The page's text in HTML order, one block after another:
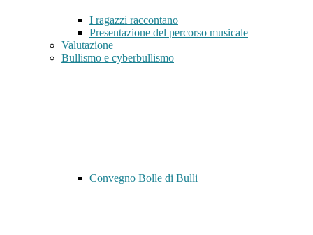
I ragazzi raccontano
Presentazione del percorso musicale
Valutazione
Bullismo e cyberbullismo
Convegno Bolle di Bulli